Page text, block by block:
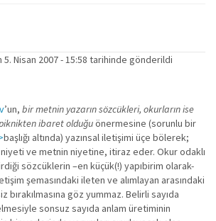
5. Nisan 2007 - 15:58 tarihinde gönderildi
’un, bir metnin yazarın sözcükleri, okurların ise
ibaret olduğuönermesine (sorunlu bir
başlığı altında) yazınsal iletişimi üçe bölerek;
ve metnin niyetine, itiraz eder. Okur odaklı
sözcüklerin –en küçük(!) yapıbirim olarak-
şemasındaki ileten ve alımlayan arasındaki
bırakılmasına göz yummaz. Belirli sayıda
sonsuz sayıda anlam üretiminin